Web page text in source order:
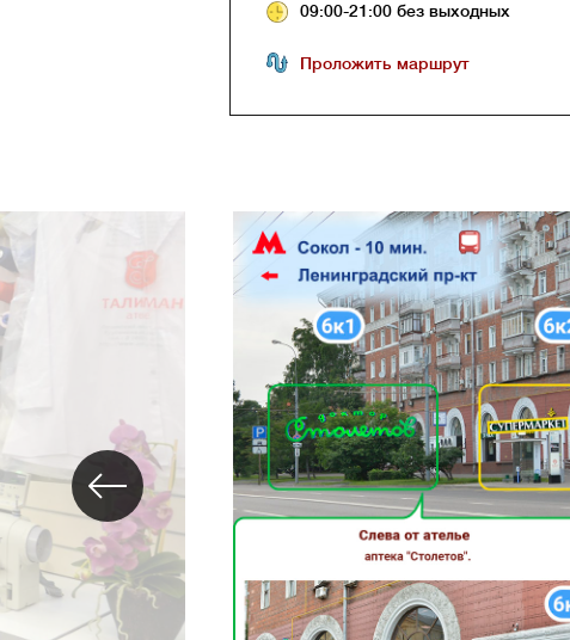
09:00-21:00 без выходных
Проложить маршрут